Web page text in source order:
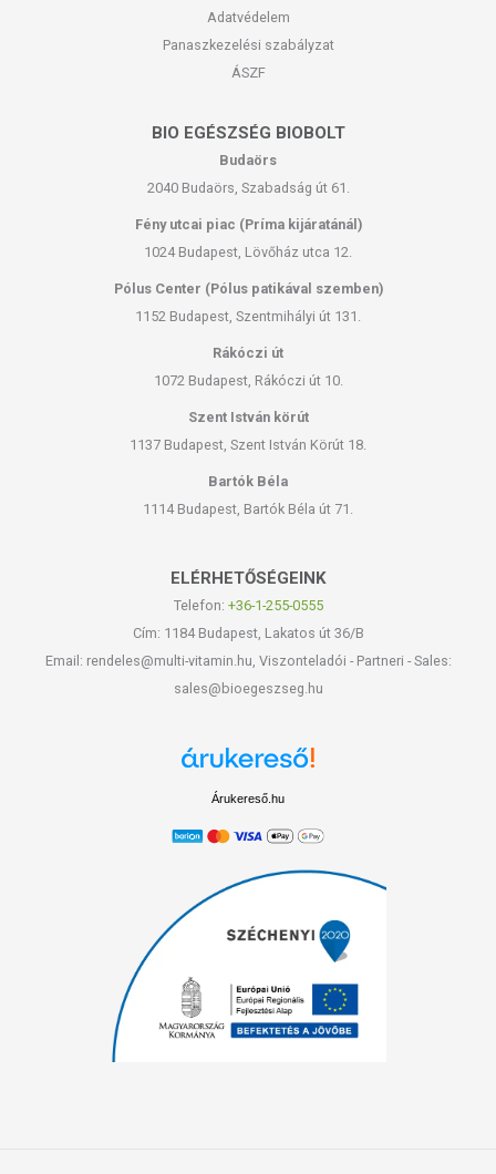
Adatvédelem
Panaszkezelési szabályzat
ÁSZF
BIO EGÉSZSÉG BIOBOLT
Budaörs
2040 Budaörs, Szabadság út 61.
Fény utcai piac (Príma kijáratánál)
1024 Budapest, Lövőház utca 12.
Pólus Center (Pólus patikával szemben)
1152 Budapest, Szentmihályi út 131.
Rákóczi út
1072 Budapest, Rákóczi út 10.
Szent István körút
1137 Budapest, Szent István Körút 18.
Bartók Béla
1114 Budapest, Bartók Béla út 71.
ELÉRHETŐSÉGEINK
Telefon: +36-1-255-0555
Cím: 1184 Budapest, Lakatos út 36/B
Email: rendeles@multi-vitamin.hu, Viszonteladói - Partneri - Sales:
sales@bioegeszseg.hu
Árukereső.hu